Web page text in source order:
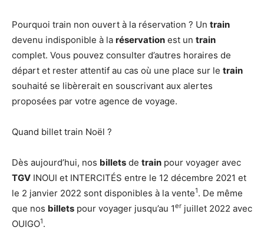
Pourquoi train non ouvert à la réservation ? Un train
devenu indisponible à la réservation est un train
complet. Vous pouvez consulter d’autres horaires de
départ et rester attentif au cas où une place sur le train
souhaité se libèrerait en souscrivant aux alertes
proposées par votre agence de voyage.
Quand billet train Noël ?
Dès aujourd’hui, nos billets de train pour voyager avec
TGV INOUI et INTERCITÉS entre le 12 décembre 2021 et
le 2 janvier 2022 sont disponibles à la vente1. De même
que nos billets pour voyager jusqu’au 1er juillet 2022 avec
OUIGO1.